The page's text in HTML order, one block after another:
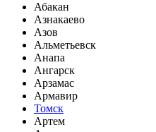
Абакан
Азнакаево
Азов
Альметьевск
Анапа
Ангарск
Арзамас
Армавир
Томск
Артем